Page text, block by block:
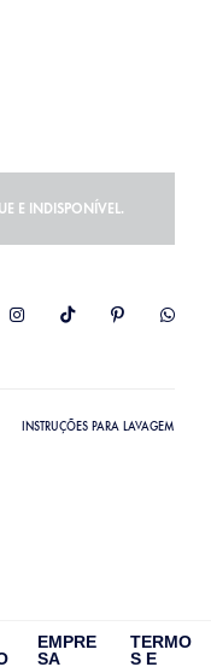
E INDISPONÍVEL.
INSTRUÇÕES PARA LAVAGEM
EMPRE
SA
TERMO
S E